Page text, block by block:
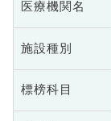
医療機関名
施設種別
標榜科目